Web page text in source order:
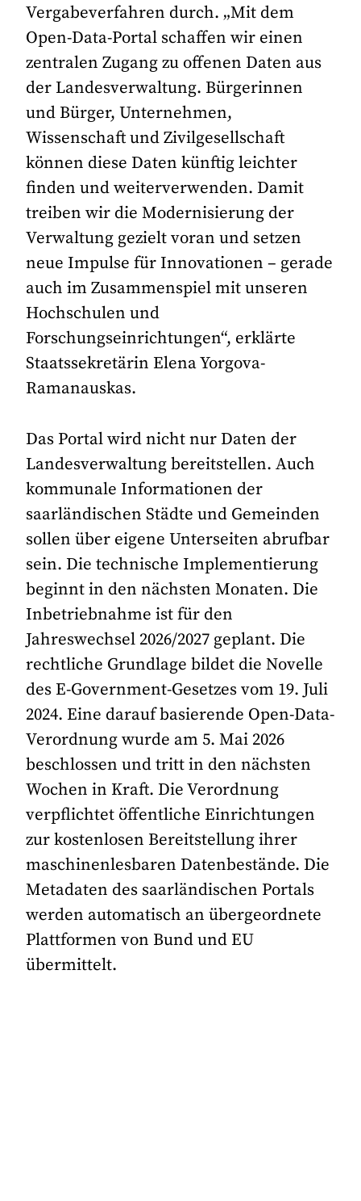
Vergabeverfahren durch. „Mit dem
Open-Data-Portal schaffen wir einen
zentralen Zugang zu offenen Daten aus
der Landesverwaltung. Bürgerinnen
und Bürger, Unternehmen,
Wissenschaft und Zivilgesellschaft
können diese Daten künftig leichter
finden und weiterverwenden. Damit
treiben wir die Modernisierung der
Verwaltung gezielt voran und setzen
neue Impulse für Innovationen – gerade
auch im Zusammenspiel mit unseren
Hochschulen und
Forschungseinrichtungen“, erklärte
Staatssekretärin Elena Yorgova-
Ramanauskas.
Das Portal wird nicht nur Daten der
Landesverwaltung bereitstellen. Auch
kommunale Informationen der
saarländischen Städte und Gemeinden
sollen über eigene Unterseiten abrufbar
sein. Die technische Implementierung
beginnt in den nächsten Monaten. Die
Inbetriebnahme ist für den
Jahreswechsel 2026/2027 geplant. Die
rechtliche Grundlage bildet die Novelle
des E-Government-Gesetzes vom 19. Juli
2024. Eine darauf basierende Open-Data-
Verordnung wurde am 5. Mai 2026
beschlossen und tritt in den nächsten
Wochen in Kraft. Die Verordnung
verpflichtet öffentliche Einrichtungen
zur kostenlosen Bereitstellung ihrer
maschinenlesbaren Datenbestände. Die
Metadaten des saarländischen Portals
werden automatisch an übergeordnete
Plattformen von Bund und EU
übermittelt.